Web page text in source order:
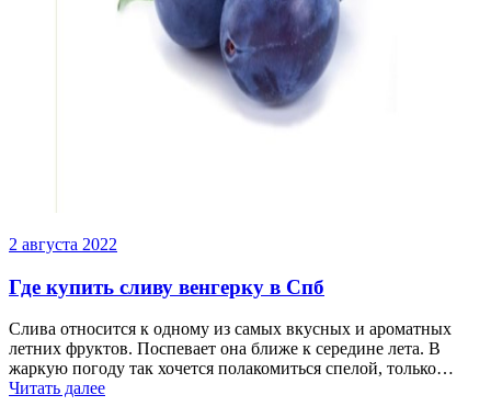
2 августа 2022
Где купить сливу венгерку в Спб
Слива относится к одному из самых вкусных и ароматных
летних фруктов. Поспевает она ближе к середине лета. В
жаркую погоду так хочется полакомиться спелой, только…
Читать далее